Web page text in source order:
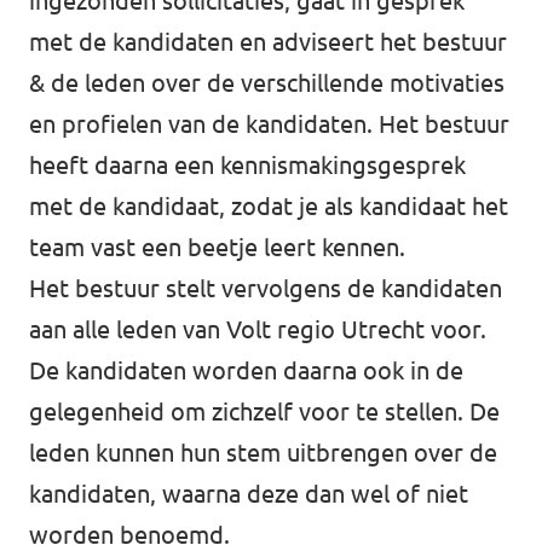
met de kandidaten en adviseert het bestuur
& de leden over de verschillende motivaties
en profielen van de kandidaten. Het bestuur
heeft daarna een kennismakingsgesprek
met de kandidaat, zodat je als kandidaat het
team vast een beetje leert kennen.
Het bestuur stelt vervolgens de kandidaten
aan alle leden van Volt regio Utrecht voor.
De kandidaten worden daarna ook in de
gelegenheid om zichzelf voor te stellen. De
leden kunnen hun stem uitbrengen over de
kandidaten, waarna deze dan wel of niet
worden benoemd.